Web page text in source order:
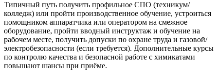
Типичный путь получить профильное СПО (техникум/
колледж) или пройти производственное обучение, устроиться
помощником аппаратчика или оператором на смежное
оборудование, пройти вводный инструктаж и обучение на
рабочем месте, получить допуски по охране труда и газовой/
электробезопасности (если требуется). Дополнительные курсы
по контролю качества и безопасной работе с химикатами
повышают шансы при приёме.